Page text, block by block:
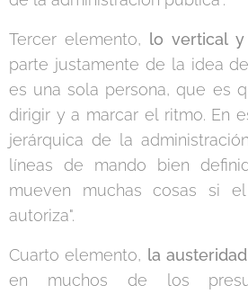
Tercer elemento, lo vertical
parte justamente de la idea
es una sola persona, que es
dirigir y a marcar el ritmo. En
jerárquica de la
líneas de mando bien
mueven muchas cosas si
autoriza".
Cuarto elemento, la austeridad
en muchos de los